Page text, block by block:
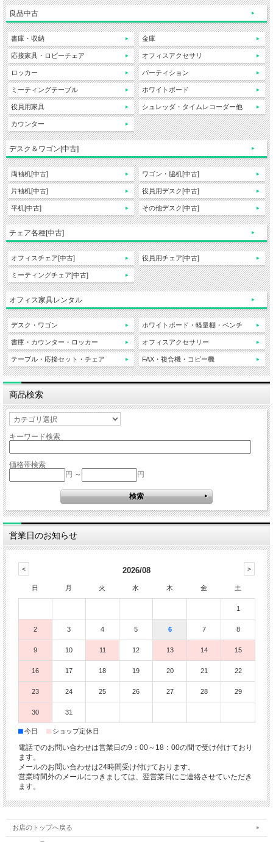
良品中古
書庫・収納
応接家具・ロビーチェア
ロッカー
ミーティングテーブル
役員用家具
カウンター
金庫
オフィスアクセサリ
パーティション
ホワイトボード
シュレッダ・タイムレコーダー他
デスク＆ワゴン[中古]
両袖机[中古]
片袖机[中古]
平机[中古]
ワゴン・脇机[中古]
役員用デスク[中古]
その他デスク[中古]
チェア各種[中古]
オフィスチェア[中古]
ミーティングチェア[中古]
役員用チェア[中古]
オフィス家具レンタル
デスク・ワゴン
書庫・カウンター・ロッカー
テーブル・応接セット・チェア
ホワイトボード・軽量棚・ベンチ
オフィスアクセサリー
FAX・複合機・コピー機
商品検索
キーワード検索
価格帯検索
円 ～
円
営業日のお知らせ
2026/08
日 月 火 水 木 金 土
1
2 3 4 5 6 7 8
9 10 11 12 13 14 15
16 17 18 19 20 21 22
23 24 25 26 27 28 29
30 31
■今日 ■ ショップ定休日
電話でのお問い合わせは営業日の9：00～18：00の間で受け付けており
ます。
メールのお問い合わせは24時間受け付けております。
営業時間外のメールにつきましては、翌営業日にご連絡させていただき
ます。
お店のトップへ戻る